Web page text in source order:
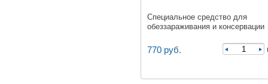
Специальное средство для
обеззараживания и консервации
770 руб.